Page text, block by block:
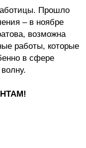
Прошло
– в ноябре
возможна
работы, которые
в сфере